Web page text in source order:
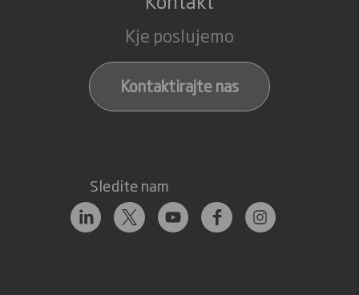
Kje poslujemo
Kontaktirajte nas
Sledite nam